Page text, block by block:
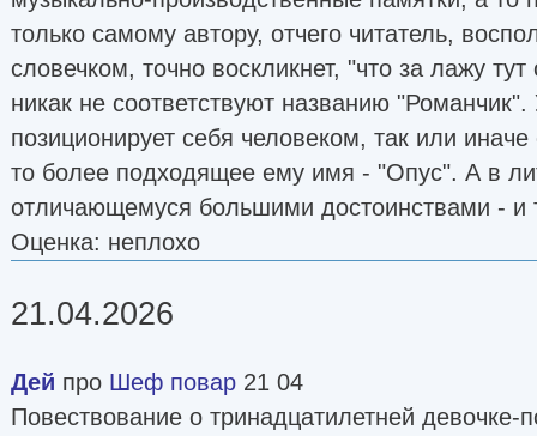
только самому автору, отчего читатель,
словечком, точно воскликнет, "что за лажу
никак не соответствуют названию
позиционирует себя человеком, так или
то более подходящее ему имя - "Опус". А в
отличающемуся большими достоинствами - и
Оценка: неплохо
21.04.2026
Дей про Шеф повар 21 04
Повествование о тринадцатилетней девочке-